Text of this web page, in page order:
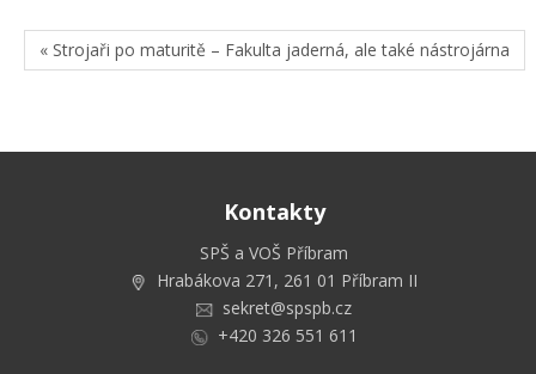
« Strojaři po maturitě – Fakulta jaderná, ale také nástrojárna
Kontakty
SPŠ a VOŠ Příbram
Hrabákova 271, 261 01 Příbram II
sekret@spspb.cz
+420 326 551 611